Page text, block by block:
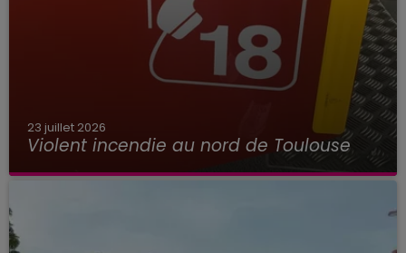
23 juillet 2026
Violent incendie au nord de Toulouse